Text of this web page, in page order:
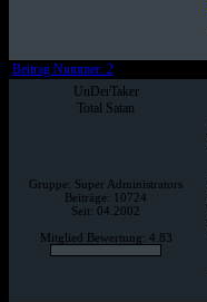
Beitrag Nummer: 2
UnDerTaker
Total Satan
Gruppe: Super Administrators
Beiträge: 10724
Seit: 04.2002
Mitglied Bewertung: 4.83